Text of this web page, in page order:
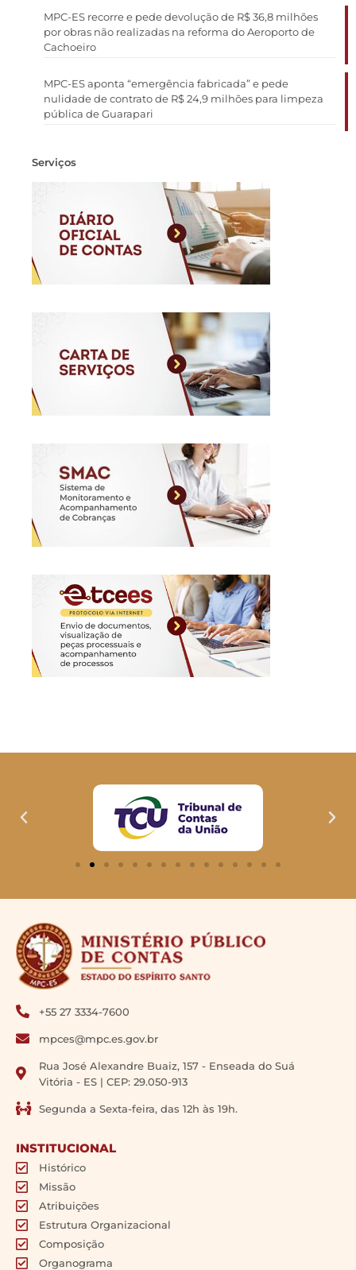
MPC-ES recorre e pede devolução de R$ 36,8 milhões
por obras não realizadas na reforma do Aeroporto de
Cachoeiro
MPC-ES aponta “emergência fabricada” e pede
nulidade de contrato de R$ 24,9 milhões para limpeza
pública de Guarapari
Serviços
+55 27 3334-7600
mpces@mpc.es.gov.br
Rua José Alexandre Buaiz, 157 - Enseada do Suá
Vitória - ES | CEP: 29.050-913
Segunda a Sexta-feira, das 12h às 19h.
INSTITUCIONAL
Histórico
Missão
Atribuições
Estrutura Organizacional
Composição
Organograma